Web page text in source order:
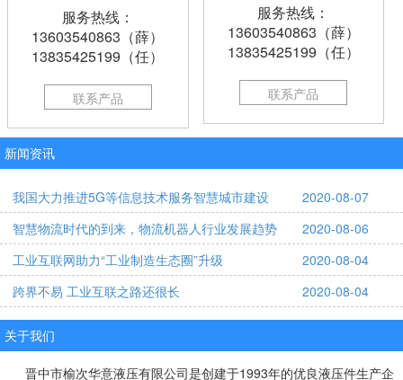
服务热线：
13603540863（薛）
13835425199（任）
联系产品
服务热线：
13603540863（薛）
13835425199（任）
联系产品
新闻资讯
我国大力推进5G等信息技术服务智慧城市建设
2020-08-07
智慧物流时代的到来，物流机器人行业发展趋势
2020-08-06
工业互联网助力“工业制造生态圈”升级
2020-08-04
跨界不易 工业互联之路还很长
2020-08-04
关于我们
晋中市榆次华意液压有限公司是创建于1993年的优良液压件生产企